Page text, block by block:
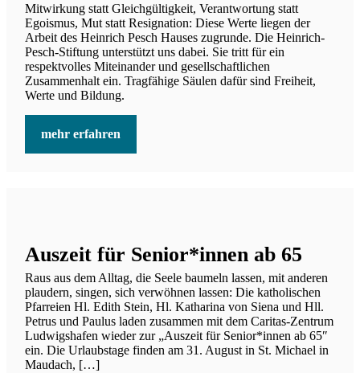
Mitwirkung statt Gleichgültigkeit, Verantwortung statt
Egoismus, Mut statt Resignation: Diese Werte liegen der
Arbeit des Heinrich Pesch Hauses zugrunde. Die Heinrich-
Pesch-Stiftung unterstützt uns dabei. Sie tritt für ein
respektvolles Miteinander und gesellschaftlichen
Zusammenhalt ein. Tragfähige Säulen dafür sind Freiheit,
Werte und Bildung.
mehr erfahren
Auszeit für Senior*innen ab 65
Raus aus dem Alltag, die Seele baumeln lassen, mit anderen
plaudern, singen, sich verwöhnen lassen: Die katholischen
Pfarreien Hl. Edith Stein, Hl. Katharina von Siena und Hll.
Petrus und Paulus laden zusammen mit dem Caritas-Zentrum
Ludwigshafen wieder zur „Auszeit für Senior*innen ab 65″
ein. Die Urlaubstage finden am 31. August in St. Michael in
Maudach, […]